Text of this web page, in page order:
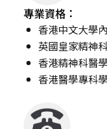
專業資格：
香港中文大學
英國皇家精神
香港精神科醫
香港醫學專科